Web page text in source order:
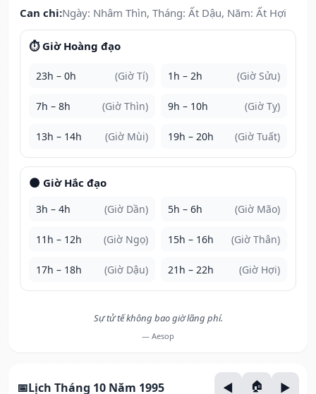
Can chi:Ngày: Nhâm Thìn, Tháng: Ất Dậu, Năm: Ất Hợi
⏱️ Giờ Hoàng đạo
23h – 0h (Giờ Tí) 1h – 2h (Giờ Sửu)
7h – 8h (Giờ Thìn) 9h – 10h (Giờ Tỵ)
13h – 14h (Giờ Mùi) 19h – 20h (Giờ Tuất)
🌑 Giờ Hắc đạo
3h – 4h (Giờ Dần) 5h – 6h (Giờ Mão)
11h – 12h (Giờ Ngọ) 15h – 16h (Giờ Thân)
17h – 18h (Giờ Dậu) 21h – 22h (Giờ Hợi)
Sự tử tế không bao giờ lãng phí.
— Aesop
Lịch Tháng 10 Năm 1995